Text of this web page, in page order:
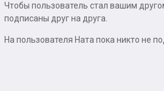
Чтобы пользователь стал вашим
подписаны друг на друга.
На пользователя Ната пока никто не